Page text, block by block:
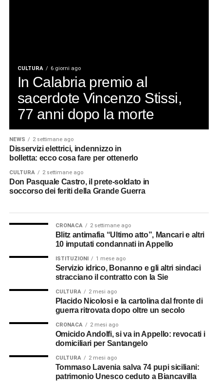
CULTURA 6 giorni ago
In Calabria premio al
sacerdote Vincenzo Stissi,
77 anni dopo la morte
NEWS 2 settimane ago
Disservizi elettrici, indennizzo in
bolletta: ecco cosa fare per ottenerlo
CULTURA 2 settimane ago
Don Pasquale Castro, il prete-soldato in
soccorso dei feriti della Grande Guerra
CRONACA 2 settimane ago
Blitz antimafia “Ultimo atto”, Mancari e altri
10 imputati condannati in Appello
ISTITUZIONI 1 mese ago
Servizio idrico, Bonanno e gli altri sindaci
stracciano il contratto con la Sie
CULTURA 2 mesi ago
Placido Nicolosi e la cartolina dal fronte di
guerra ritrovata dopo oltre un secolo
CRONACA 2 mesi ago
Omicido Andolfi, si va in Appello: revocati i
domiciliari per Santangelo
CULTURA 2 mesi ago
Tommaso Lavenia salva 74 pupi siciliani:
patrimonio Unesco ceduto a Biancavilla